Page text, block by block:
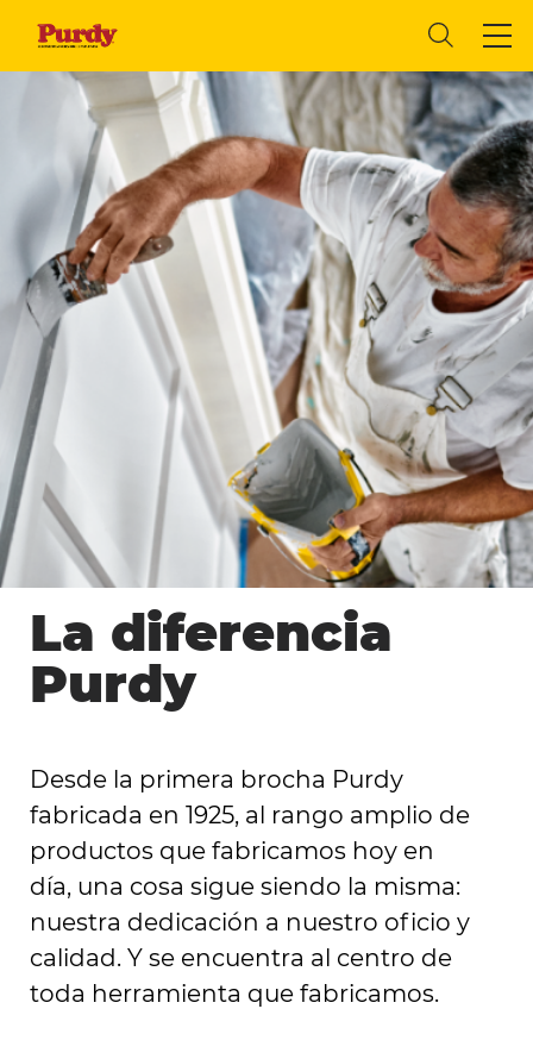
La diferencia
Purdy
Desde la primera brocha Purdy
fabricada en 1925, al rango amplio de
productos que fabricamos hoy en
día, una cosa sigue siendo la misma:
nuestra dedicación a nuestro oficio y
calidad. Y se encuentra al centro de
toda herramienta que fabricamos.